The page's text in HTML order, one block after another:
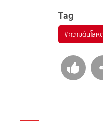
Tag
#ความดันโลหิ